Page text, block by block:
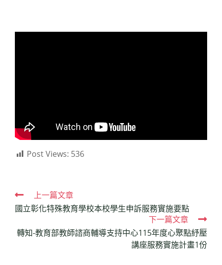
Post Views: 536
Read
more
articles
上一篇文章
國立彰化特殊教育學校本校學生申訴服務實施要點
下一篇文章
轉知-教育部教師諮商輔導支持中心115年度心聚點紓壓
講座服務實施計畫1份